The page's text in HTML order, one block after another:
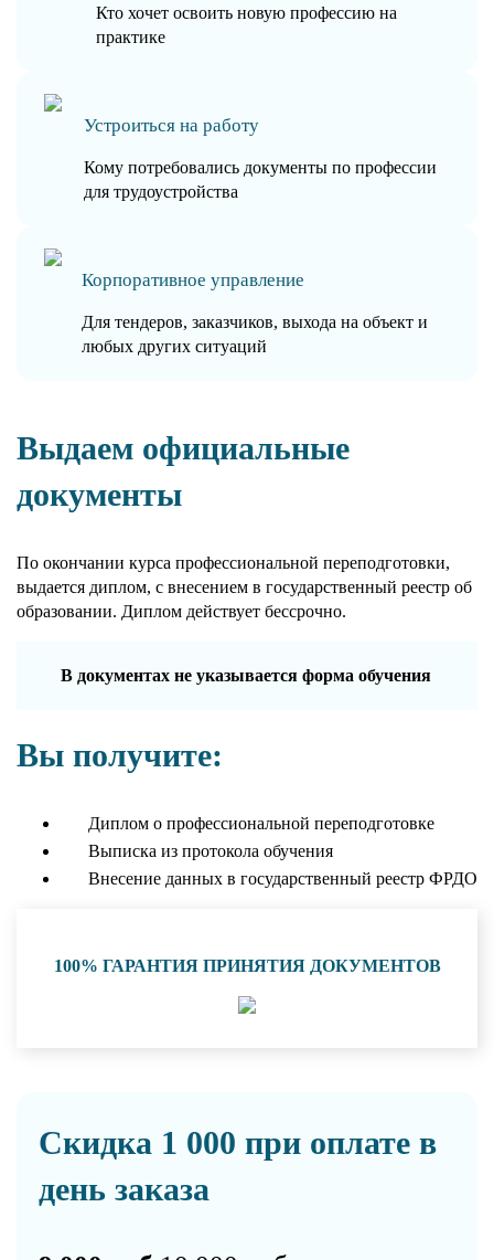
Кто хочет освоить новую профессию на
практике
Устроиться на работу
Кому потребовались документы по профессии
для трудоустройства
Корпоративное управление
Для тендеров, заказчиков, выхода на объект и
любых других ситуаций
Выдаем официальные
документы
По окончании курса профессиональной переподготовки,
выдается диплом, с внесением в государственный реестр об
образовании. Диплом действует бессрочно.
В документах не указывается форма обучения
Вы получите:
Диплом о профессиональной переподготовке
Выписка из протокола обучения
Внесение данных в государственный реестр ФРДО
100% ГАРАНТИЯ ПРИНЯТИЯ ДОКУМЕНТОВ
Скидка 1 000 при оплате в
день заказа